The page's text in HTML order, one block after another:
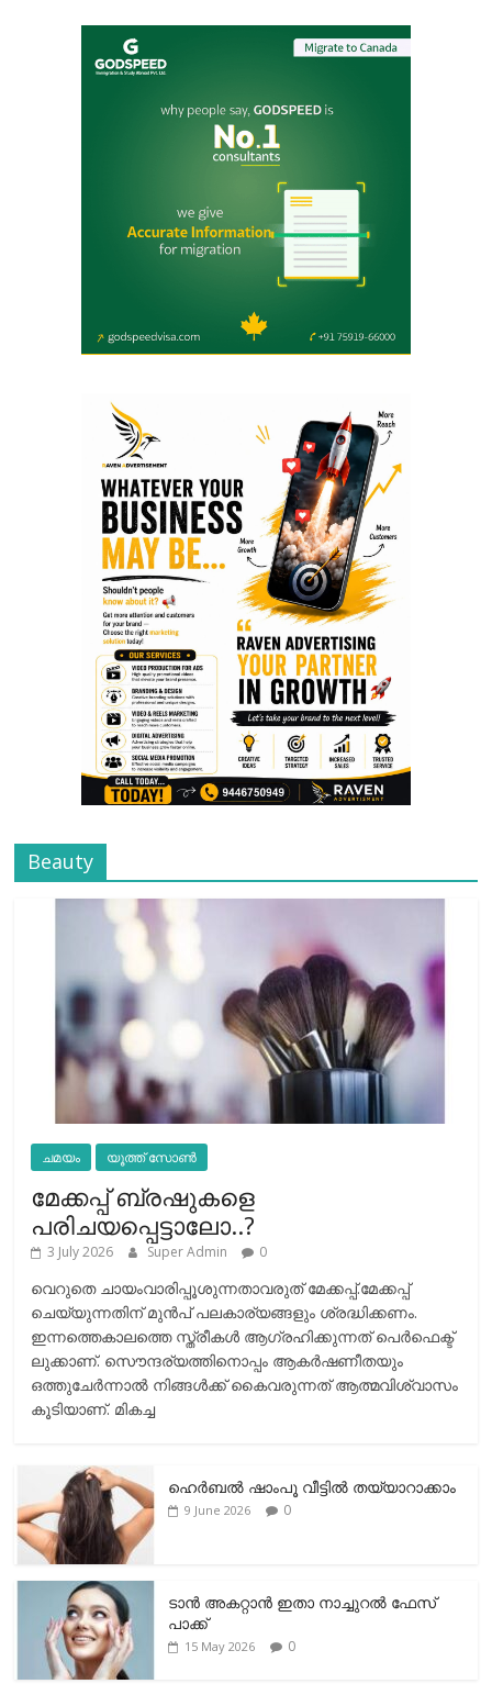
Beauty
ചമയം യൂത്ത് സോൺ
മേക്കപ്പ് ബ്രഷുകളെ
പരിചയപ്പെട്ടാലോ..?
3 July 2026 Super Admin 0
വെറുതെ ചായംവാരിപ്പൂശുന്നതാവരുത് മേക്കപ്പ്.മേക്കപ്പ്
ചെയ്യുന്നതിന് മുന്‍പ് പലകാര്യങ്ങളും ശ്രദ്ധിക്കണം.
ഇന്നത്തെകാലത്തെ സ്ത്രീകള്‍ ആഗ്രഹിക്കുന്നത് പെര്‍ഫെക്ട്
ലുക്കാണ്. സൌന്ദര്യത്തിനൊപ്പം ആകര്‍ഷണീതയും
ഒത്തുചേര്‍ന്നാല്‍ നിങ്ങള്‍ക്ക് കൈവരുന്നത് ആത്മവിശ്വാസം
കൂടിയാണ്. മികച്ച
ഹെര്‍ബല്‍ ഷാംപൂ വീട്ടില്‍ തയ്യാറാക്കാം
9 June 2026 0
ടാന്‍ അകറ്റാന്‍ ഇതാ നാച്ചുറല്‍ ഫേസ്
പാക്ക്
15 May 2026 0